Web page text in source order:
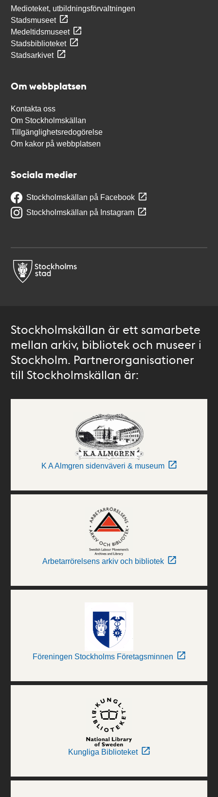
Medioteket, utbildningsförvaltningen
Stadsmuseet
Medeltidsmuseet
Stadsbiblioteket
Stadsarkivet
Om webbplatsen
Kontakta oss
Om Stockholmskällan
Tillgänglighetsredogörelse
Om kakor på webbplatsen
Sociala medier
Stockholmskällan på Facebook
Stockholmskällan på Instagram
Stockholmskällan är ett samarbete
mellan arkiv, bibliotek och museer i
Stockholm. Partnerorganisationer
till Stockholmskällan är:
K A Almgren sidenväveri & museum
Arbetarrörelsens arkiv och bibliotek
Föreningen Stockholms Företagsminnen
Kungliga Biblioteket